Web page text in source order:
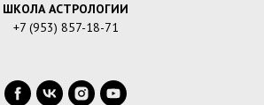
ШКОЛА АСТРОЛОГИИ
+7 (953) 857-18-71